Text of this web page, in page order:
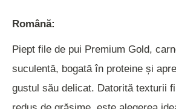
Română:
Piept file de pui Premium Gold,
suculentă, bogată în proteine și
gustul său delicat. Datorită texturii